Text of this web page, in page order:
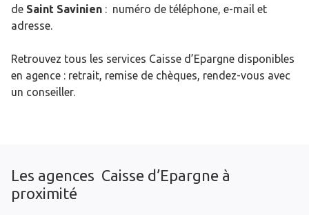
de Saint Savinien : numéro de téléphone, e-mail et
adresse.
Retrouvez tous les services Caisse d’Epargne disponibles
en agence : retrait, remise de chèques, rendez-vous avec
un conseiller.
Les agences Caisse d’Epargne à
proximité